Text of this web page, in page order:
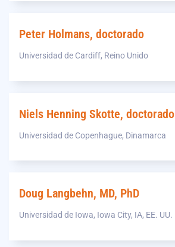
Peter Holmans, doctorado
Universidad de Cardiff, Reino Unido
Niels Henning Skotte, doctorado
Universidad de Copenhague, Dinamarca
Doug Langbehn, MD, PhD
Universidad de Iowa, Iowa City, IA, EE. UU.